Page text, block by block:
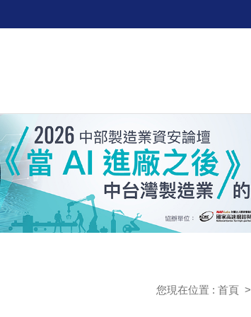
您現在位置 : 首頁 >